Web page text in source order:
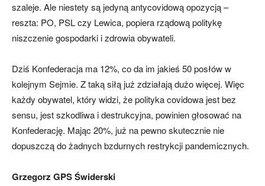
szaleje. Ale niestety są jedyną antycovidową opozycją –
reszta: PO, PSL czy Lewica, popiera rządową politykę
niszczenie gospodarki i zdrowia obywateli.
Dziś Konfederacja ma 12%, co da im jakieś 50 posłów w
kolejnym Sejmie. Z taką siłą już zdziałają dużo więcej. Więc
każdy obywatel, który widzi, że polityka covidowa jest bez
sensu, jest szkodliwa i destrukcyjna, powinien głosować na
Konfederację. Mając 20%, już na pewno skutecznie nie
dopuszczą do żadnych bzdurnych restrykcji pandemicznych.
Grzegorz GPS Świderski